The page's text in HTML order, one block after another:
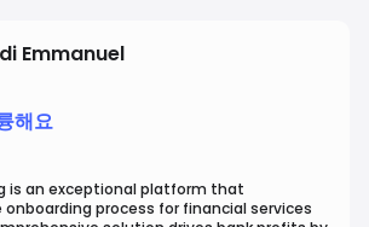
Emmanuel
해요
is an exceptional platform that
process for financial services